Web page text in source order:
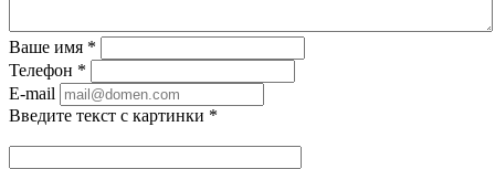
Ваше имя *
Телефон *
E-mail
Введите текст с картинки *